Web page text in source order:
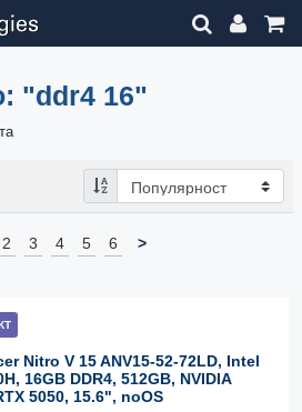
"ddr4 16"
2 3 4 5 6 >
Nitro V 15 ANV15-52-72LD, Intel
16GB DDR4, 512GB, NVIDIA
5050, 15.6", noOS